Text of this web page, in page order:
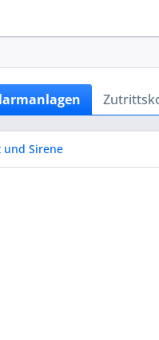
und Sirene